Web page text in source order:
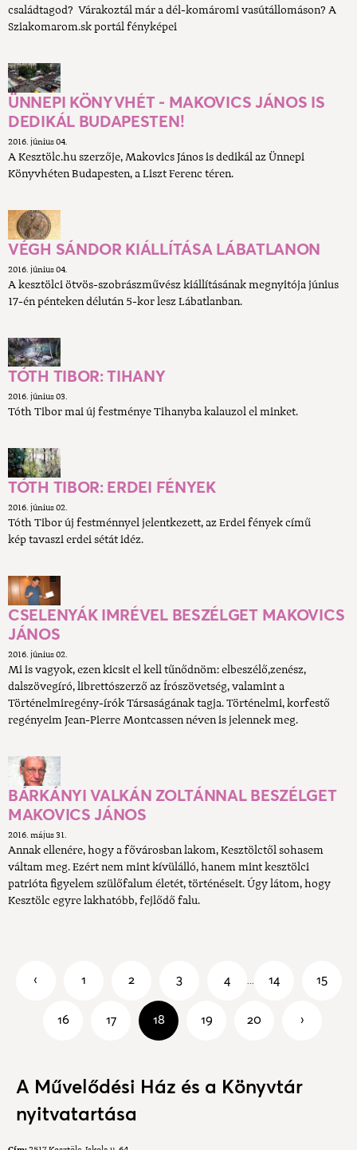
családtagod? Várakoztál már a dél-komáromi vasútállomáson? A
Sziakomarom.sk portál fényképei
ÜNNEPI KÖNYVHÉT - MAKOVICS JÁNOS IS
DEDIKÁL BUDAPESTEN!
2016. június 04.
A Kesztölc.hu szerzője, Makovics János is dedikál az Ünnepi
Könyvhéten Budapesten, a Liszt Ferenc téren.
VÉGH SÁNDOR KIÁLLÍTÁSA LÁBATLANON
2016. június 04.
A kesztölci ötvös-szobrászművész kiállításának megnyitója június
17-én pénteken délután 5-kor lesz Lábatlanban.
TÓTH TIBOR: TIHANY
2016. június 03.
Tóth Tibor mai új festménye Tihanyba kalauzol el minket.
TÓTH TIBOR: ERDEI FÉNYEK
2016. június 02.
Tóth Tibor új festménnyel jelentkezett, az Erdei fények című
kép tavaszi erdei sétát idéz.
CSELENYÁK IMRÉVEL BESZÉLGET MAKOVICS
JÁNOS
2016. június 02.
Mi is vagyok, ezen kicsit el kell tűnődnöm: elbeszélő,zenész,
dalszövegíró, librettószerző az Írószövetség, valamint a
Történelmiregény-írók Társaságának tagja. Történelmi, korfestő
regényeim Jean-Pierre Montcassen néven is jelennek meg.
BÁRKÁNYI VALKÁN ZOLTÁNNAL BESZÉLGET
MAKOVICS JÁNOS
2016. május 31.
Annak ellenére, hogy a fővárosban lakom, Kesztölctől sohasem
váltam meg. Ezért nem mint kívülálló, hanem mint kesztölci
patrióta figyelem szülőfalum életét, történéseit. Úgy látom, hogy
Kesztölc egyre lakhatóbb, fejlődő falu.
‹ 1 2 3 4 ... 14 15
16 17 18 19 20 ›
A Művelődési Ház és a Könyvtár
nyitvatartása